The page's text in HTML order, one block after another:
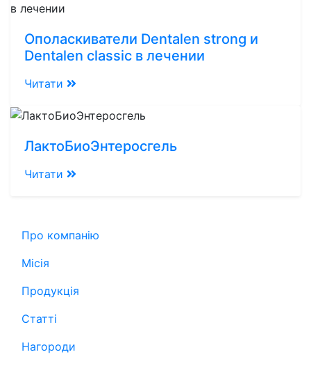
Ополаскиватели Dentalen strong и
Dentalen classic в лечении
Читати
ЛактоБиоЭнтеросгель
Читати
Про компанію
Місія
Продукція
Статті
Нагороди